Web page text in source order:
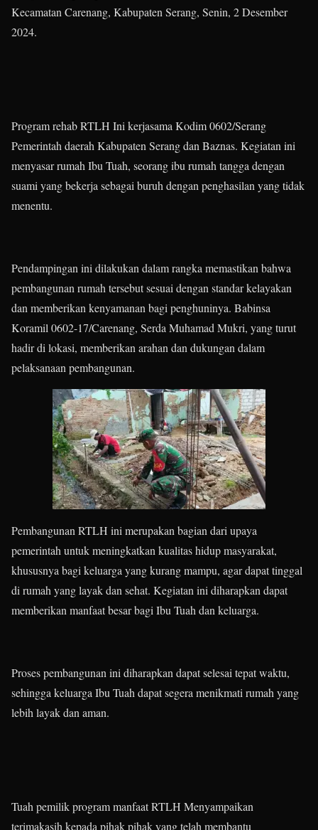
Kecamatan Carenang, Kabupaten Serang, Senin, 2 Desember
2024.
Program rehab RTLH Ini kerjasama Kodim 0602/Serang
Pemerintah daerah Kabupaten Serang dan Baznas. Kegiatan ini
menyasar rumah Ibu Tuah, seorang ibu rumah tangga dengan
suami yang bekerja sebagai buruh dengan penghasilan yang tidak
menentu.
Pendampingan ini dilakukan dalam rangka memastikan bahwa
pembangunan rumah tersebut sesuai dengan standar kelayakan
dan memberikan kenyamanan bagi penghuninya. Babinsa
Koramil 0602-17/Carenang, Serda Muhamad Mukri, yang turut
hadir di lokasi, memberikan arahan dan dukungan dalam
pelaksanaan pembangunan.
Pembangunan RTLH ini merupakan bagian dari upaya
pemerintah untuk meningkatkan kualitas hidup masyarakat,
khususnya bagi keluarga yang kurang mampu, agar dapat tinggal
di rumah yang layak dan sehat. Kegiatan ini diharapkan dapat
memberikan manfaat besar bagi Ibu Tuah dan keluarga.
Proses pembangunan ini diharapkan dapat selesai tepat waktu,
sehingga keluarga Ibu Tuah dapat segera menikmati rumah yang
lebih layak dan aman.
Tuah pemilik program manfaat RTLH Menyampaikan
terimakasih kepada pihak pihak yang telah membantu